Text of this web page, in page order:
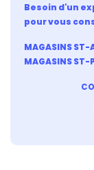
Besoin d'un
pour vous
MAGASINS ST-
MAGASINS ST-